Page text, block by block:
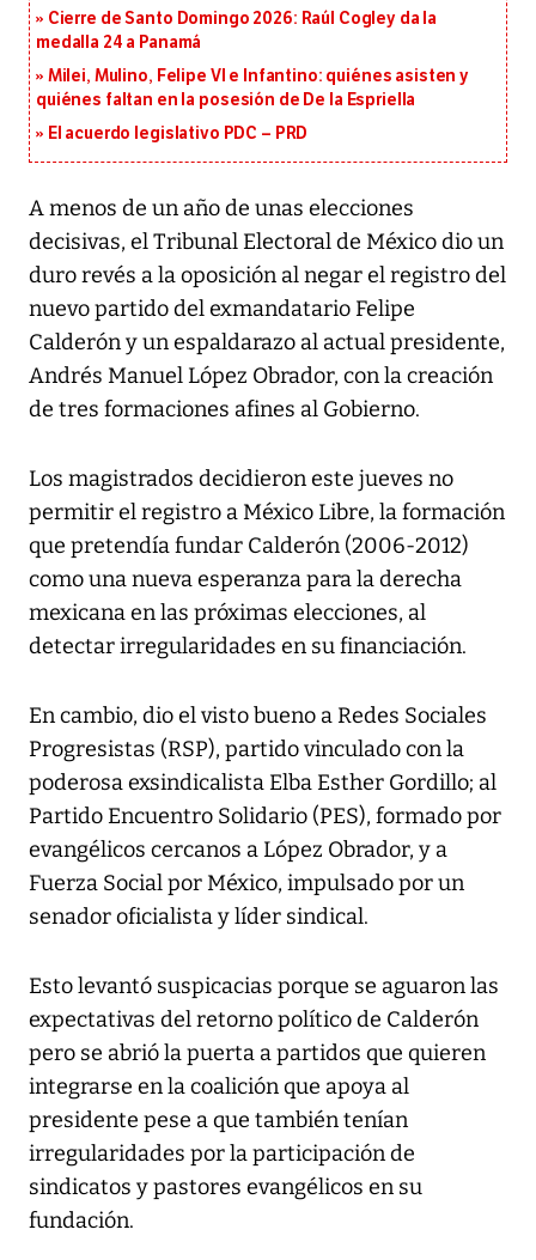
Cierre de Santo Domingo 2026: Raúl Cogley da la
medalla 24 a Panamá
Milei, Mulino, Felipe VI e Infantino: quiénes asisten y
quiénes faltan en la posesión de De la Espriella
El acuerdo legislativo PDC – PRD
A menos de un año de unas elecciones
decisivas, el Tribunal Electoral de México dio un
duro revés a la oposición al negar el registro del
nuevo partido del exmandatario Felipe
Calderón y un espaldarazo al actual presidente,
Andrés Manuel López Obrador, con la creación
de tres formaciones afines al Gobierno.
Los magistrados decidieron este jueves no
permitir el registro a México Libre, la formación
que pretendía fundar Calderón (2006-2012)
como una nueva esperanza para la derecha
mexicana en las próximas elecciones, al
detectar irregularidades en su financiación.
En cambio, dio el visto bueno a Redes Sociales
Progresistas (RSP), partido vinculado con la
poderosa exsindicalista Elba Esther Gordillo; al
Partido Encuentro Solidario (PES), formado por
evangélicos cercanos a López Obrador, y a
Fuerza Social por México, impulsado por un
senador oficialista y líder sindical.
Esto levantó suspicacias porque se aguaron las
expectativas del retorno político de Calderón
pero se abrió la puerta a partidos que quieren
integrarse en la coalición que apoya al
presidente pese a que también tenían
irregularidades por la participación de
sindicatos y pastores evangélicos en su
fundación.